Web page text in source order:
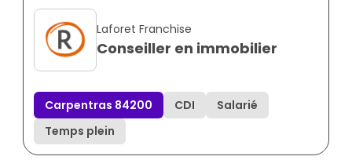
Laforet Franchise
Conseiller en immobilier
Carpentras 84200 CDI
Salarié
Temps plein